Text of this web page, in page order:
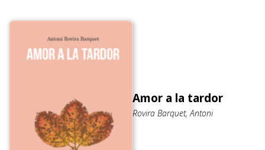
Amor a la tardor
Rovira Barquet, Antoni